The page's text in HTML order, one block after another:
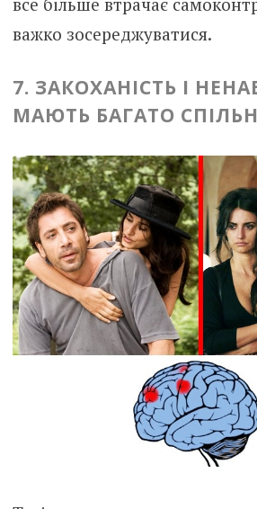
важко зосереджуватися.
7. ЗАКОХАНІСТЬ І
МАЮТЬ БАГАТО